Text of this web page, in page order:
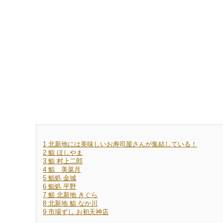
1 北新地には美味しいお寿司屋さんが集結している！
2 鮨 ほしやま
3 鮨 村上二郎
4 鮨 美菜月
5 鮨処 金城
6 鮨処 平野
7 鮨 北新地 きぐら
8 北新地 鮨 なか川
9 市場ずし お初天神店